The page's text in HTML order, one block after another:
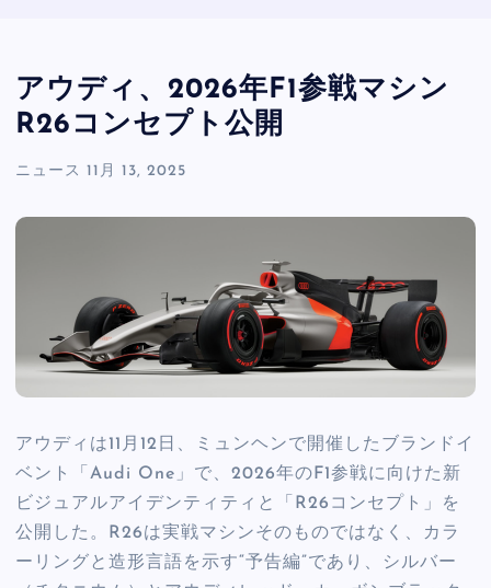
アウディ、2026年F1参戦マシン
R26コンセプト公開
ニュース 11月 13, 2025
アウディは11月12日、ミュンヘンで開催したブランドイ
ベント「Audi One」で、2026年のF1参戦に向けた新
ビジュアルアイデンティティと「R26コンセプト」を
公開した。R26は実戦マシンそのものではなく、カラ
ーリングと造形言語を示す“予告編”であり、シルバー